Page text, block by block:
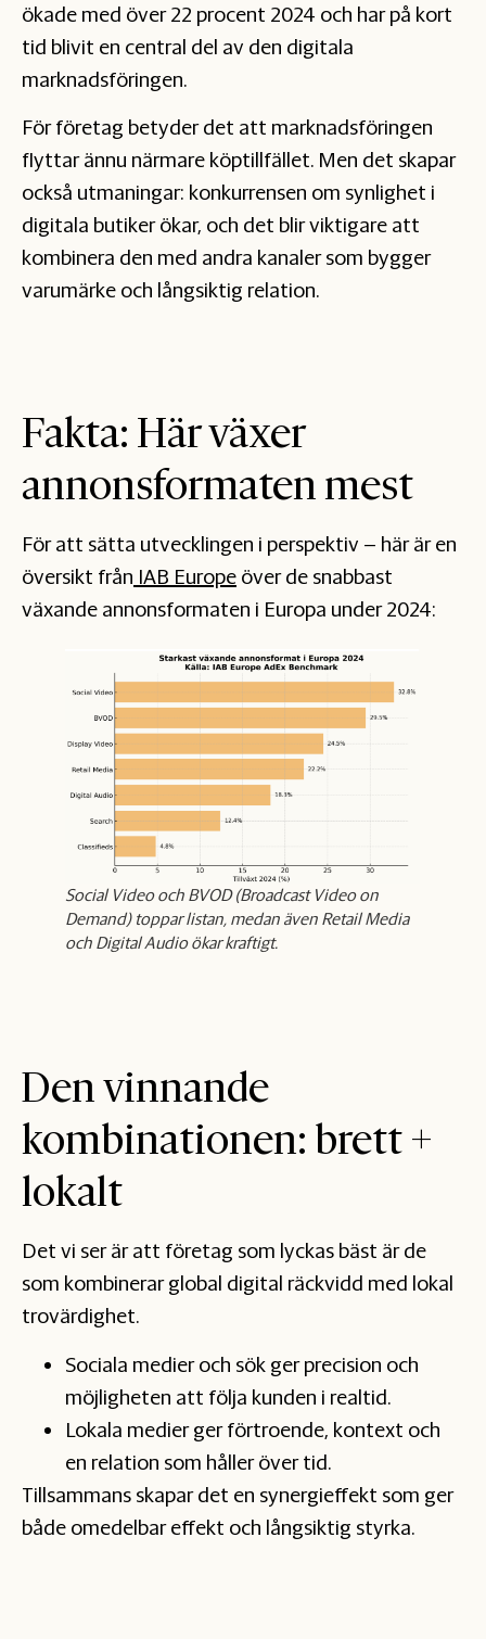
ökade med över 22 procent 2024 och har på kort
tid blivit en central del av den digitala
marknadsföringen.
För företag betyder det att marknadsföringen
flyttar ännu närmare köptillfället. Men det skapar
också utmaningar: konkurrensen om synlighet i
digitala butiker ökar, och det blir viktigare att
kombinera den med andra kanaler som bygger
varumärke och långsiktig relation.
Fakta: Här växer
annonsformaten mest
För att sätta utvecklingen i perspektiv – här är en
översikt från IAB Europe över de snabbast
växande annonsformaten i Europa under 2024:
Social Video och BVOD (Broadcast Video on
Demand) toppar listan, medan även Retail Media
och Digital Audio ökar kraftigt.
Den vinnande
kombinationen: brett +
lokalt
Det vi ser är att företag som lyckas bäst är de
som kombinerar global digital räckvidd med lokal
trovärdighet.
Sociala medier och sök ger precision och
möjligheten att följa kunden i realtid.
Lokala medier ger förtroende, kontext och
en relation som håller över tid.
Tillsammans skapar det en synergieffekt som ger
både omedelbar effekt och långsiktig styrka.